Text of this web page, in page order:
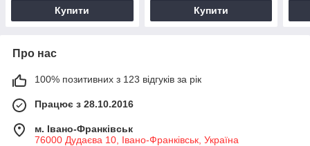
Купити Купити
Про нас
100% позитивних з 123 відгуків за рік
Працює з 28.10.2016
м. Івано-Франківськ
76000 Дудаєва 10, Івано-Франківськ, Україна